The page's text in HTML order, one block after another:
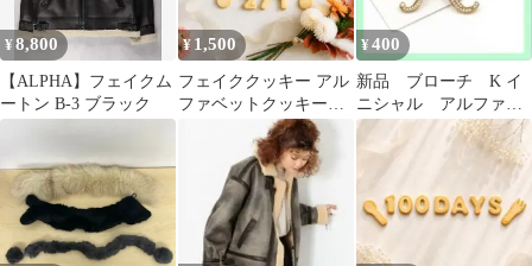
¥8,800
【ALPHA】フェイクム
ートン B-3 ブラック
¥ 1,500
フェイククッキー アル
ファベットクッキー
WELCOME ウェルカム
¥400
新品 ブローチ K イ
ニシャル アルファベ
ット フェイクパー
ル ゴールド 推し活